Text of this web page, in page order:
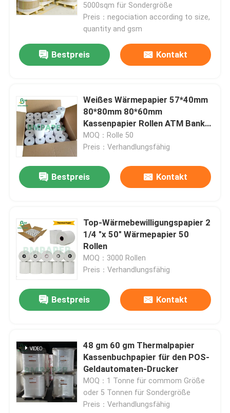
Hinterlass eine Nachricht
Wir rufen Sie bald zurück!
Wellpappen-Blätter
Klebendes Aufkleber-Papier
Bristol-Papierkarton
Zeitungspapier-Papier-Rolle
5000sqm für Sondergröße
Preis：negociation according to size,
quantity and gsm
Bestpreis Kontakt
Weißes Wärmepapier 57*40mm
80*80mm 80*60mm
Kassenpapier Rollen ATM Bank
Pos Papier
MOQ：Rolle 50
Preis：Verhandlungsfähig
Bestpreis Kontakt
Top-Wärmebewilligungspapier 2
1/4 "x 50" Wärmepapier 50
Rollen
MOQ：3000 Rollen
Preis：Verhandlungsfähig
Bestpreis Kontakt
48 gm 60 gm Thermalpapier
Kassenbuchpapier für den POS-
Geldautomaten-Drucker
MOQ：1 Tonne für commom Größe
oder 5 Tonnen für Sondergröße
Preis：Verhandlungsfähig